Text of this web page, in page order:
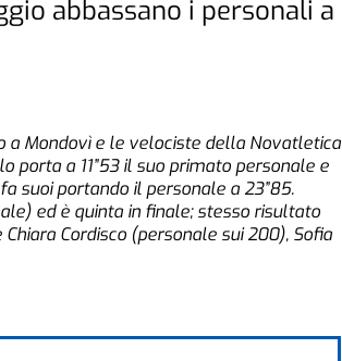
abbassano i personali a
a Mondovì e le velociste della Novatletica
porta a 11”53 il suo primato personale e
suoi portando il personale a 23”85.
ed è quinta in finale; stesso risultato
Cordisco (personale sui 200), Sofia